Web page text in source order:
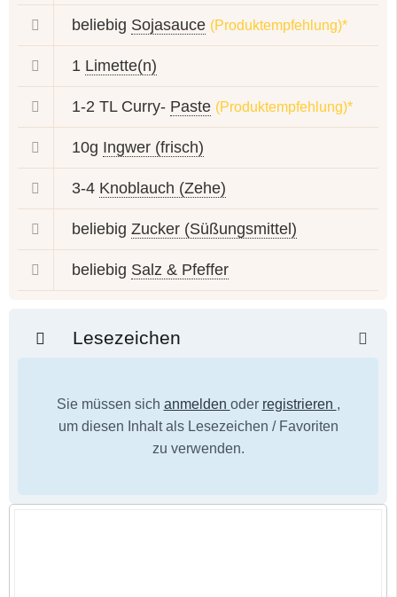
beliebig Sojasauce (Produktempfehlung)*
1 Limette(n)
1-2 TL Curry- Paste (Produktempfehlung)*
10g Ingwer (frisch)
3-4 Knoblauch (Zehe)
beliebig Zucker (Süßungsmittel)
beliebig Salz & Pfeffer
Lesezeichen
Sie müssen sich anmelden oder registrieren ,
um diesen Inhalt als Lesezeichen / Favoriten
zu verwenden.